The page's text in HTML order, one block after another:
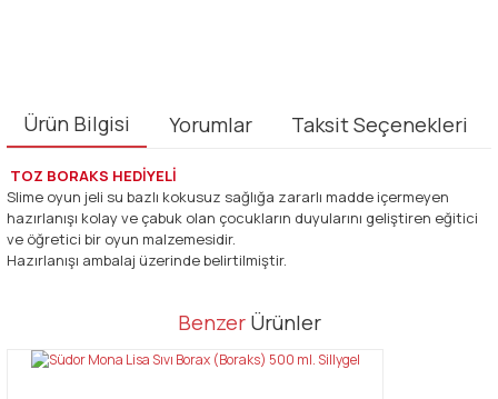
Ürün Bilgisi Yorumlar Taksit Seçenekleri
TOZ BORAKS HEDİYELİ
Slime oyun jeli su bazlı kokusuz sağlığa zararlı madde içermeyen
hazırlanışı kolay ve çabuk olan çocukların duyularını geliştiren eğitici
ve öğretici bir oyun malzemesidir.
Hazırlanışı ambalaj üzerinde belirtilmiştir.
Bu ürüne ilk yorumu siz yapın!
Bu ürünün fiyat bilgisi, resim, ürün açıklamalarında ve diğer
tarafımıza iletebilirsiniz.
Benzer Ürünler